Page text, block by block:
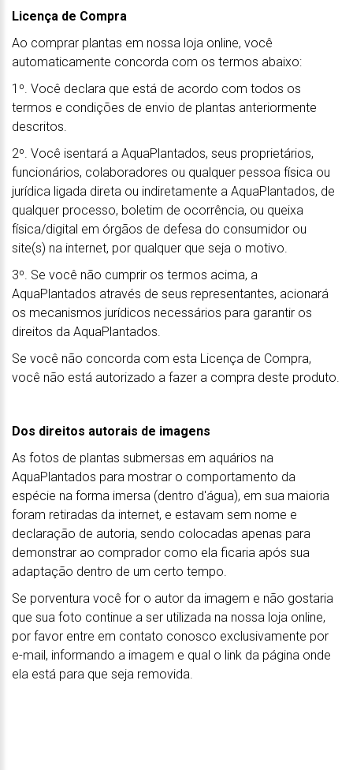
Licença de Compra
Ao comprar plantas em nossa loja online, você
automaticamente concorda com os termos abaixo:
1º. Você declara que está de acordo com todos os
termos e condições de envio de plantas anteriormente
descritos.
2º. Você isentará a AquaPlantados, seus proprietários,
funcionários, colaboradores ou qualquer pessoa física ou
jurídica ligada direta ou indiretamente a AquaPlantados, de
qualquer processo, boletim de ocorrência, ou queixa
física/digital em órgãos de defesa do consumidor ou
site(s) na internet, por qualquer que seja o motivo.
3º. Se você não cumprir os termos acima, a
AquaPlantados através de seus representantes, acionará
os mecanismos jurídicos necessários para garantir os
direitos da AquaPlantados.
Se você não concorda com esta Licença de Compra,
você não está autorizado a fazer a compra deste produto.
Dos direitos autorais de imagens
As fotos de plantas submersas em aquários na
AquaPlantados para mostrar o comportamento da
espécie na forma imersa (dentro d'água), em sua maioria
foram retiradas da internet, e estavam sem nome e
declaração de autoria, sendo colocadas apenas para
demonstrar ao comprador como ela ficaria após sua
adaptação dentro de um certo tempo.
Se porventura você for o autor da imagem e não gostaria
que sua foto continue a ser utilizada na nossa loja online,
por favor entre em contato conosco exclusivamente por
e-mail, informando a imagem e qual o link da página onde
ela está para que seja removida.